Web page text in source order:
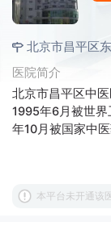
北京市昌平区
医院简介
北京市昌平区中
1995年6月被世界
年10月被国家中
利通过国家中医
体检、中医体质
本平台未开通该